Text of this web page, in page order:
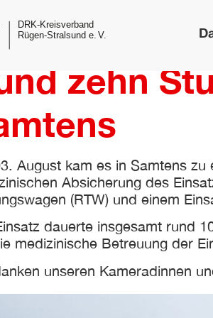
zehn
August kam es in Samtens
Absicherung des
(RTW) und einem
dauerte insgesamt rund
medizinische Betreuung der
unseren Kameradinnen